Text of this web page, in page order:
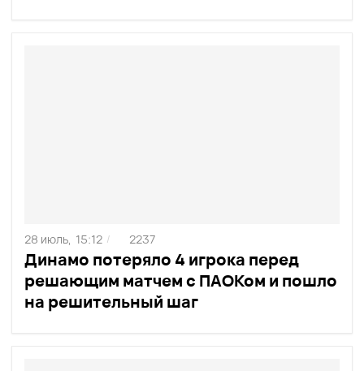
Динамо потеряло 4 игрока перед
решающим матчем с ПАОКом и пошло
на решительный шаг
28 июль, 15:12 / 2237